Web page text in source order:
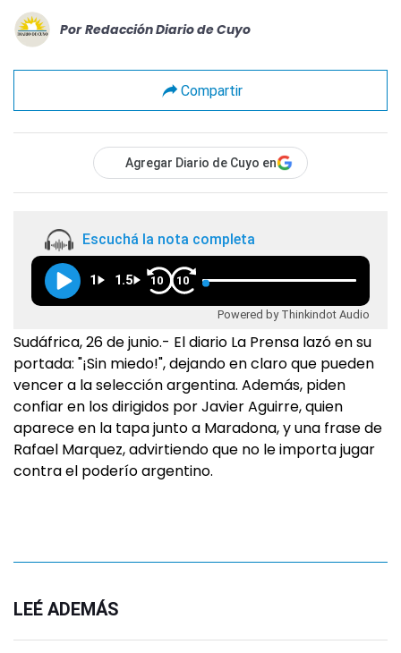
Por Redacción Diario de Cuyo
Compartir
Agregar Diario de Cuyo en
Escuchá la nota completa
1 1.5 10 10
Powered by Thinkindot Audio
Sudáfrica, 26 de junio.- El diario La Prensa lazó en su
portada: "¡Sin miedo!", dejando en claro que pueden
vencer a la selección argentina. Además, piden
confiar en los dirigidos por Javier Aguirre, quien
aparece en la tapa junto a Maradona, y una frase de
Rafael Marquez, advirtiendo que no le importa jugar
contra el poderío argentino.
LEÉ ADEMÁS